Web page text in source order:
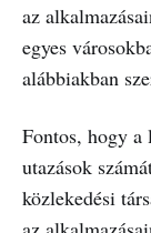
az
egyes
alábbiakban
Fontos, hogy a
utazások
közlekedési